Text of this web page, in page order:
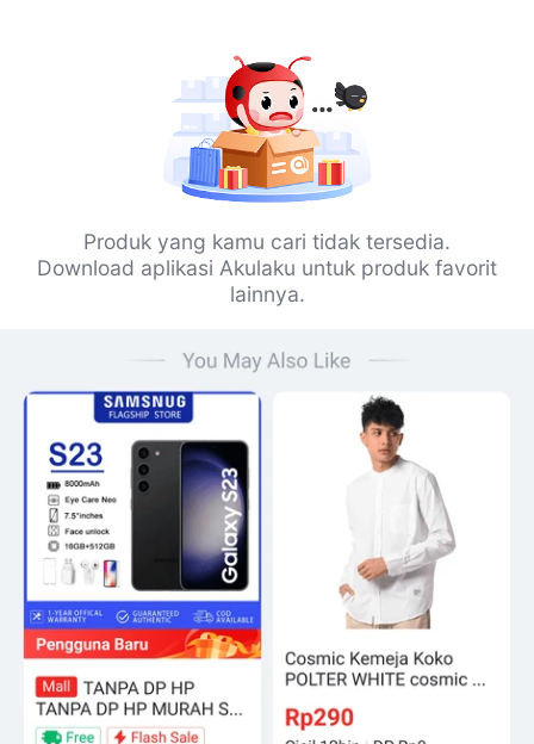
Produk yang kamu cari tidak tersedia.
Download aplikasi Akulaku untuk produk favorit
lainnya.